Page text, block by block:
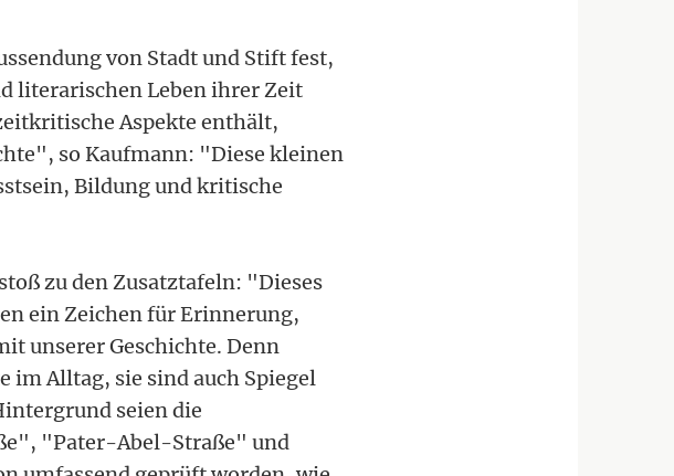
von Stadt und Stift fest,
literarischen Leben ihrer Zeit
Aspekte enthält,
so Kaufmann: "Diese kleinen
Bildung und kritische
zu den Zusatztafeln: "Dieses
ein Zeichen für Erinnerung,
unserer Geschichte. Denn
Alltag, sie sind auch Spiegel
seien die
"Pater-Abel-Straße" und